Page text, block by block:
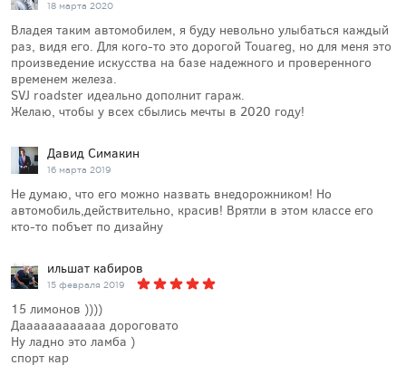
18 марта 2020
Владея таким автомобилем, я буду невольно улыбаться каждый
раз, видя его. Для кого-то это дорогой Touareg, но для меня это
произведение искусства на базе надежного и проверенного
временем железа.
SVJ roadster идеально дополнит гараж.
Желаю, чтобы у всех сбылись мечты в 2020 году!
16 марта 2019
Давид Симакин
Не думаю, что его можно назвать внедорожником! Но
автомобиль,действительно, красив! Врятли в этом классе его
кто-то побъет по дизайну
15 февраля 2019
ильшат кабиров
15 лимонов ))))
Даааааааааааа дороговато
Ну ладно это ламба )
спорт кар